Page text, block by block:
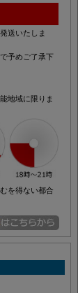
送いたしま
予めご了承下
地域に限りま
を得ない都合